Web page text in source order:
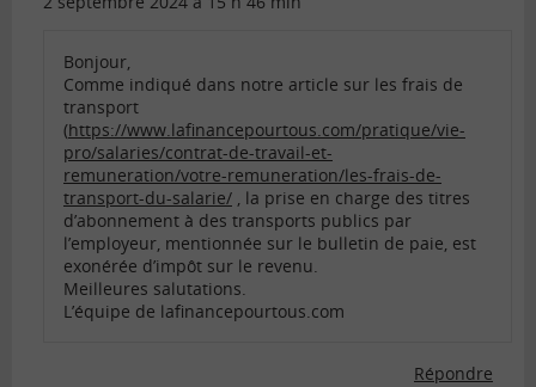
Bonjour,
Comme indiqué dans notre article sur les frais de
transport
(https://www.lafinancepourtous.com/pratique/vie-
pro/salaries/contrat-de-travail-et-
remuneration/votre-remuneration/les-frais-de-
transport-du-salarie/ , la prise en charge des titres
d’abonnement à des transports publics par
l’employeur, mentionnée sur le bulletin de paie, est
exonérée d’impôt sur le revenu.
Meilleures salutations.
L’équipe de lafinancepourtous.com
Répondre